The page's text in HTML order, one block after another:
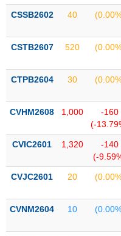
ký
quỹ
Danh
mục
phiếu
chi
Tổng
Giao
Tài
CSSB2602 40
CSTB2607 520
CTPB2604 30
CVHM2608 1,000
-160
(-
CVIC2601 1,320
-140
(-
CVJC2601 20
CVNM2604 10
XUẤT
LIỆU
TIN
SECTOR